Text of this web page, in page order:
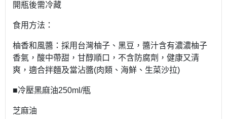
開瓶後需冷藏
食用方法：
柚香和風醬：採用台灣柚子、黑豆，醬汁含有濃濃柚子
香氣，酸中帶甜，甘醇順口，不含防腐劑，健康又清
爽，適合拌麵及當沾醬(肉類、海鮮、生菜沙拉)
■冷壓黑麻油250ml/瓶
芝麻油